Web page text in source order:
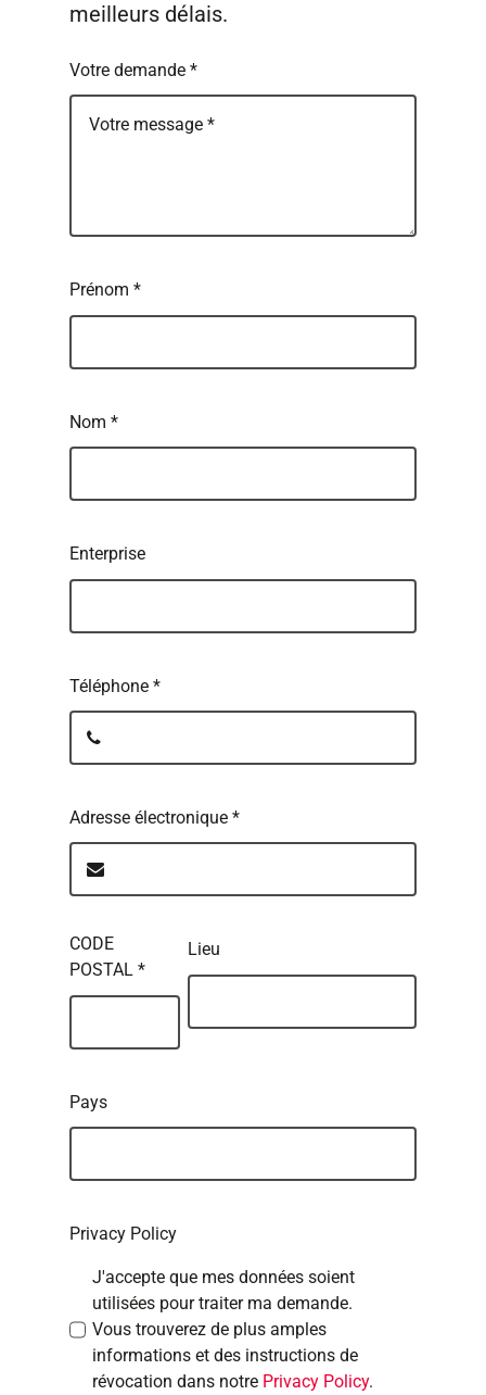
meilleurs délais.
Votre demande *
Prénom *
Nom *
Enterprise
Téléphone *
Adresse électronique *
CODE
POSTAL *
Lieu
Pays
Privacy Policy
J'accepte que mes données soient
utilisées pour traiter ma demande.
Vous trouverez de plus amples
informations et des instructions de
révocation dans notre Privacy Policy.